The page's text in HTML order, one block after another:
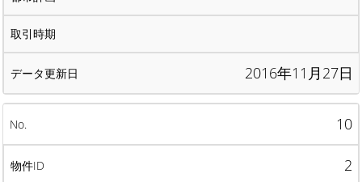
2016年11月27日
10
2